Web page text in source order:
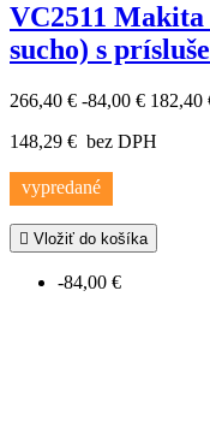
VC2511 Makita
sucho) s
266,40 € -84,00 € 182,40
148,29 € bez DPH
vypredané
 Vložiť do košíka
-84,00 €